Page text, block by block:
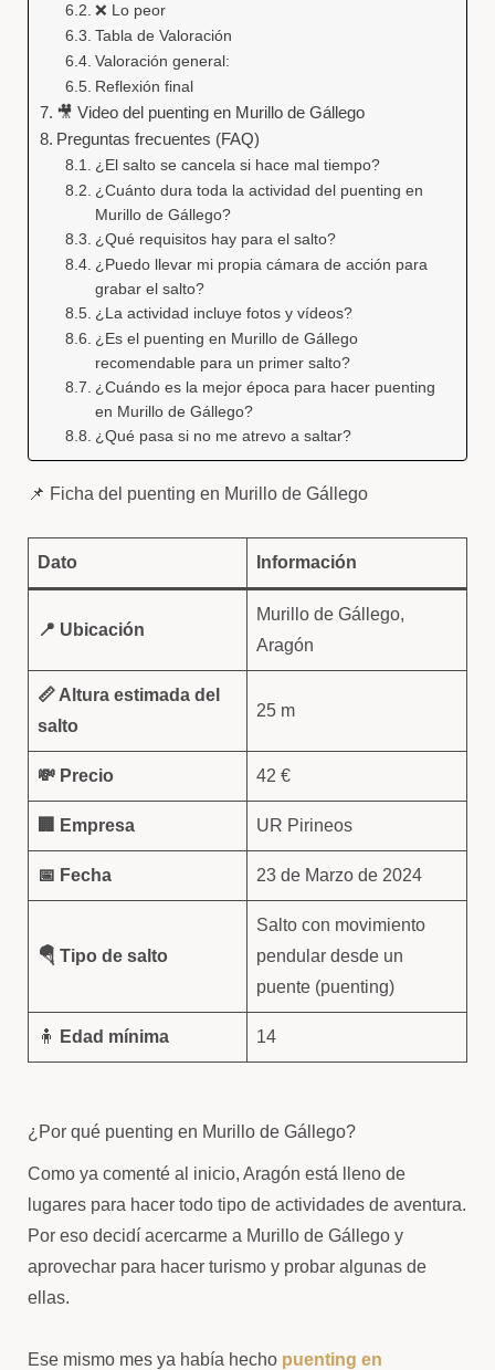
❌ Lo peor
Tabla de Valoración
Valoración general:
Reflexión final
🎥 Video del puenting en Murillo de Gállego
Preguntas frecuentes (FAQ)
¿El salto se cancela si hace mal tiempo?
¿Cuánto dura toda la actividad del puenting en
Murillo de Gállego?
¿Qué requisitos hay para el salto?
¿Puedo llevar mi propia cámara de acción para
grabar el salto?
¿La actividad incluye fotos y vídeos?
¿Es el puenting en Murillo de Gállego
recomendable para un primer salto?
¿Cuándo es la mejor época para hacer puenting
en Murillo de Gállego?
¿Qué pasa si no me atrevo a saltar?
📌 Ficha del puenting en Murillo de Gállego
Dato Información
📍 Ubicación
Murillo de Gállego,
Aragón
📏 Altura estimada del
salto
25 m
💸 Precio 42 €
🏢 Empresa UR Pirineos
📅 Fecha 23 de Marzo de 2024
🪂 Tipo de salto
Salto con movimiento
pendular desde un
puente (puenting)
🧍 Edad mínima 14
¿Por qué puenting en Murillo de Gállego?
Como ya comenté al inicio, Aragón está lleno de
lugares para hacer todo tipo de actividades de aventura.
Por eso decidí acercarme a Murillo de Gállego y
aprovechar para hacer turismo y probar algunas de
ellas.
Ese mismo mes ya había hecho puenting en